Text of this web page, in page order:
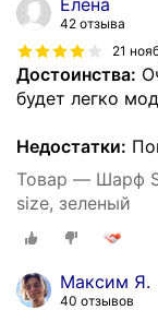
Елена
42 отзыва
21
Достоинства:
будет легко
Недостатки:
Товар — Шарф
size, зеленый
Максим Я.
40 отзывов